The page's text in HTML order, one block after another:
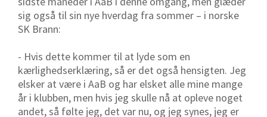
sig også til sin nye hverdag fra sommer – i norske
SK Brann:
- Hvis dette kommer til at lyde som en
kærlighedserklæring, så er det også hensigten. Jeg
elsker at være i AaB og har elsket alle mine mange
år i klubben, men hvis jeg skulle nå at opleve noget
andet, så følte jeg, det var nu, og jeg synes, jeg er